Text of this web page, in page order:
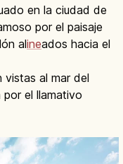
en la ciudad de
por el paisaje
alineados hacia el
vistas al mar del
el llamativo